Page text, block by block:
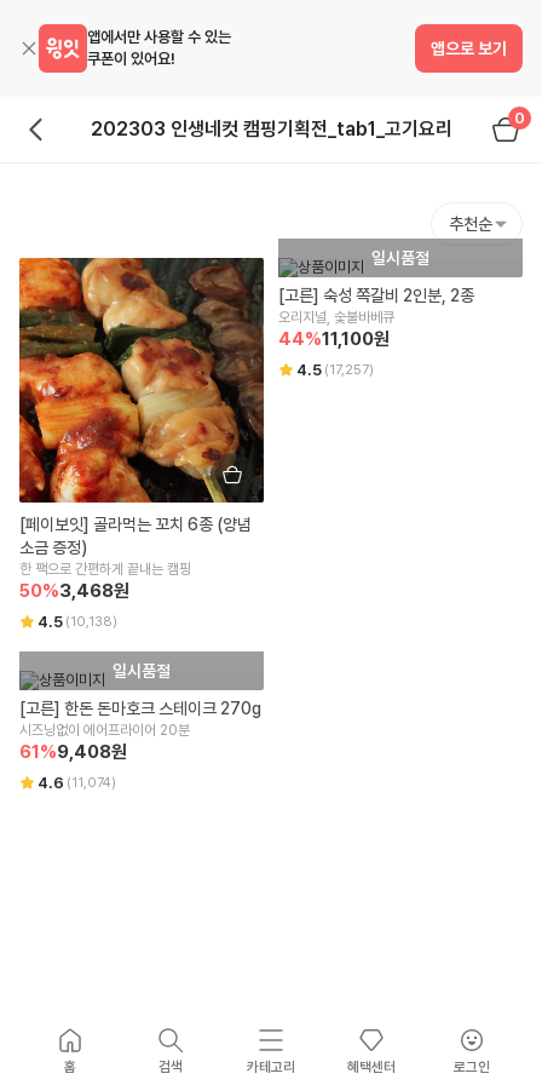
앱에서만 사용할 수 있는
쿠폰이 있어요!
앱으로 보기
202303 인생네컷 캠핑기획전_tab1_고기요리 0
추천순
[페이보잇] 골라먹는 꼬치 6종 (양념
소금 증정)
한 팩으로 간편하게 끝내는 캠핑
50%3,468원
4.5 (10,138)
일시품절
[고른] 숙성 쪽갈비 2인분, 2종
오리지널, 숯불바베큐
44%11,100원
4.5 (17,257)
일시품절
[고른] 한돈 돈마호크 스테이크 270g
시즈닝없이 에어프라이어 20분
61%9,408원
4.6 (11,074)
홈 검색 카테고리 혜택센터 로그인